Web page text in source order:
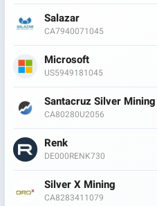
Salazar
CA7940071045
Microsoft
US5949181045
Santacruz Silver Mining
CA80280U2056
Renk
DE000RENK730
Silver X Mining
CA8283411079